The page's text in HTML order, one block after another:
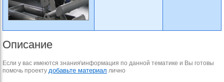
Описание
Если у вас имеются знания\информация по данной тематике и Вы готовы
помочь проекту добавьте материал лично